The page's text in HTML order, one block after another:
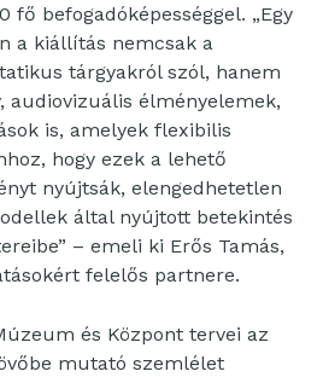
befogadóképességgel. „Egy
a kiállítás nemcsak a
tárgyakról szól, hanem
audiovizuális élményelemek,
is, amelyek flexibilis
hogy ezek a lehető
nyújtsák, elengedhetetlen
által nyújtott betekintés
– emeli ki Erős Tamás,
felelős partnere.
és Központ tervei az
mutató szemlélet